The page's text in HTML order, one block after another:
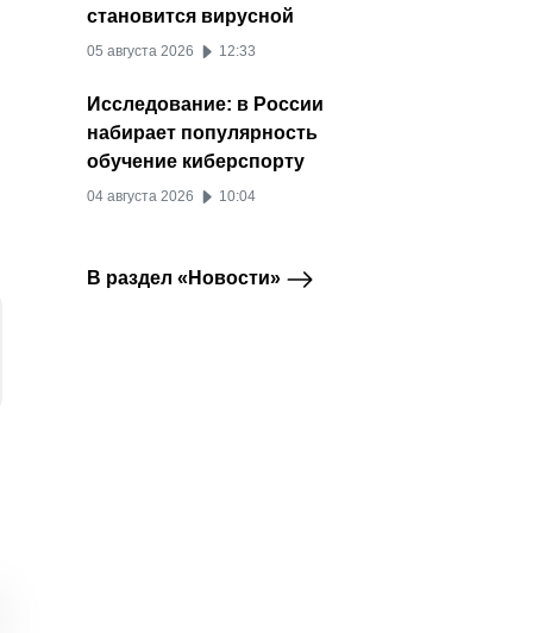
становится вирусной
05 августа 2026 12:33
Исследование: в России
набирает популярность
обучение киберспорту
04 августа 2026 10:04
В раздел «Новости»